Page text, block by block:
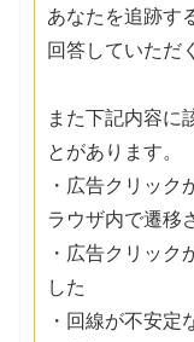
あなたを追跡す
回答していただ
また下記内容に
とがあります。
・広告クリッ
ラウザ内で遷移
・広告クリック
した
・回線が不安定